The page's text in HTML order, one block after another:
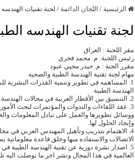
الرئيسية / اللجان الدائمة / لجنة تقنيات الهندسه
لجنة تقنيات الهندسه
مقر اللجنة : العراق
رئيس اللجنة: م. محمد فخري
مقرر الجنة : م. حيدر محيي عبود
مهام لجنة تقنية الهندسة الطبية والصحية
1. المساهمه في تطوير وتنمية القدرات البشرية
الهندسة الطبية .
2. التنسيق بين الأقطار العربية في مجالات الهندسة الطبية.
3. عقد اللقاءات والندوات والمؤتمرات لبحث
ووسائل تطويرها والعمل على تبادل المعلومات
وإيجاد الحلول لها.
4. الاهتمام بتدريب وتأهيل المهندس العربي في
الاتصالات والاستفاده منها وخلق قاعدة
5. اصدار نشرة دورية عن تقنية الهندسة الطبية
العالمية في هذا المجال ونشر اخر ما توصلت اليه